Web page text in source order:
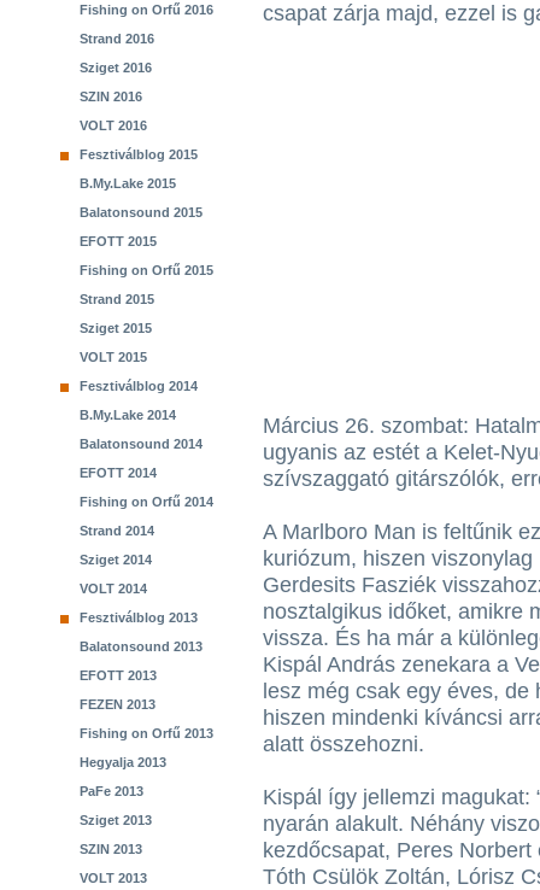
Fishing on Orfű 2016
Strand 2016
Sziget 2016
SZIN 2016
VOLT 2016
Fesztiválblog 2015
B.My.Lake 2015
Balatonsound 2015
EFOTT 2015
Fishing on Orfű 2015
Strand 2015
Sziget 2015
VOLT 2015
Fesztiválblog 2014
B.My.Lake 2014
Balatonsound 2014
EFOTT 2014
Fishing on Orfű 2014
Strand 2014
Sziget 2014
VOLT 2014
Fesztiválblog 2013
Balatonsound 2013
EFOTT 2013
FEZEN 2013
Fishing on Orfű 2013
Hegyalja 2013
PaFe 2013
Sziget 2013
SZIN 2013
VOLT 2013
csapat zárja majd, ezzel is
Március 26. szombat:
ugyanis az estét a Kelet-
szívszaggató gitárszólók,
A Marlboro Man is feltűnik
kuriózum, hiszen
Gerdesits Fasziék
nosztalgikus időket, amikre
vissza. És ha már a
Kispál András zenekara a
lesz még csak egy éves,
hiszen mindenki kíváncsi
alatt összehozni.
Kispál így jellemzi magukat:
nyarán alakult. Néhány
kezdőcsapat, Peres
Tóth Csülök Zoltán, Lórisz